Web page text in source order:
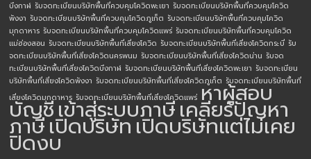
บึงกาฬ รับจดทะเบียนบริษัทพื้นที่ควบคุมโควิดพะเยา รับจดทะเบียนบริษัทพื้นที่ควบคุมโควิด
พังงา รับจดทะเบียนบริษัทพื้นที่ควบคุมโควิดภูเก็ต รับจดทะเบียนบริษัทพื้นที่ควบคุมโควิด
มุกดาหาร รับจดทะเบียนบริษัทพื้นที่ควบคุมโควิดแพร่ รับจดทะเบียนบริษัทพื้นที่ควบคุมโควิด
แม่ฮ่องสอน รับจดทะเบียนบริษัทพื้นที่เสี่ยงโควิด รับจดทะเบียนบริษัทพื้นที่เสี่ยงโควิดกระบี่ รับ
จดทะเบียนบริษัทพื้นที่เสี่ยงโควิดนครพนม รับจดทะเบียนบริษัทพื้นที่เสี่ยงโควิดน่าน รับจด
ทะเบียนบริษัทพื้นที่เสี่ยงโควิดบึงกาฬ รับจดทะเบียนบริษัทพื้นที่เสี่ยงโควิดพะเยา รับจดทะเบียน
บริษัทพื้นที่เสี่ยงโควิดพังงา รับจดทะเบียนบริษัทพื้นที่เสี่ยงโควิดภูเก็ต รับจดทะเบียนบริษัทพื้นที่
เสี่ยงโควิดมุกดาหาร รับจดทะเบียนบริษัทพื้นที่เสี่ยงโควิดแพร่ หาผู้สอบ
บัญชีเข้าสู่ระบบภาษีเคลียร์ปัญหา
ภาษีเปิดบริษัทเปิดบริษัทแต่ไม่เคย
ปิดงบ